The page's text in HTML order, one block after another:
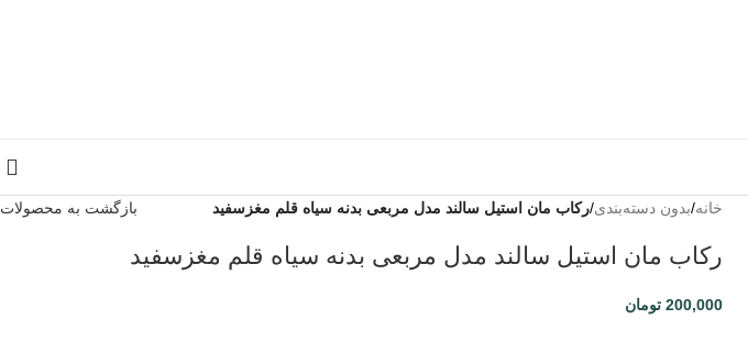
به من
پیامک
زمانیکه
خانه/بدون دسته‌بندی/رکاب مان استیل سالند مدل مربعی بدنه سیاه قلم مغزسفید بازگشت به محصولات
رکاب مان استیل سالند مدل مربعی بدنه سیاه قلم مغزسفید
200,000 تومان